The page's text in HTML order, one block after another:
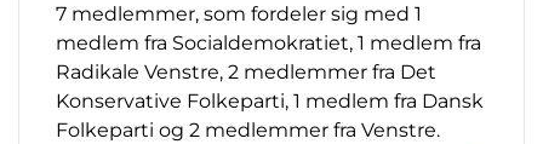
7 medlemmer, som fordeler sig med 1
medlem fra Socialdemokratiet, 1 medlem fra
Radikale Venstre, 2 medlemmer fra Det
Konservative Folkeparti, 1 medlem fra Dansk
Folkeparti og 2 medlemmer fra Venstre.